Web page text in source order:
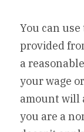
You can
provided
a
your wage
amount will
you are a